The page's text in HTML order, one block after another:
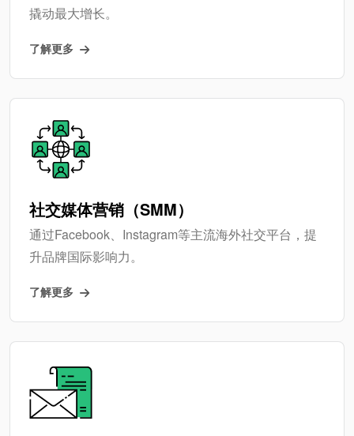
撬动最大增长。
了解更多
社交媒体营销（SMM）
通过Facebook、Instagram等主流海外社交平台，提
升品牌国际影响力。
了解更多